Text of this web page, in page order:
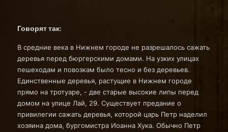
Говорят так:
В средние века в Нижнем городе не разрешалось сажать
деревья перед бюргерскими домами. На узких улицах
пешеходам и повозкам было тесно и без деревьев.
Единственные деревья, растущие в Нижнем городе
прямо на тротуаре, - две старые высокие липы перед
домом на улице Лай, 29. Существует предание о
привилегии сажать деревья, которой царь Петр наделил
хозяина дома, бургомистра Иоанна Хука. Обычно Петр